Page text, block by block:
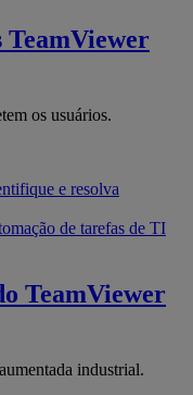
TeamViewer
os usuários.
e resolva
de tarefas de TI
TeamViewer
industrial.